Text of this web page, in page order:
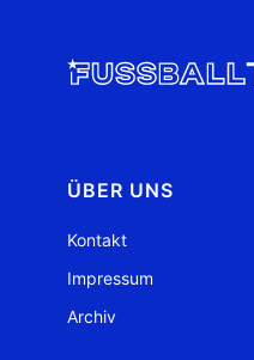
ÜBER UNS
Kontakt
Impressum
Archiv